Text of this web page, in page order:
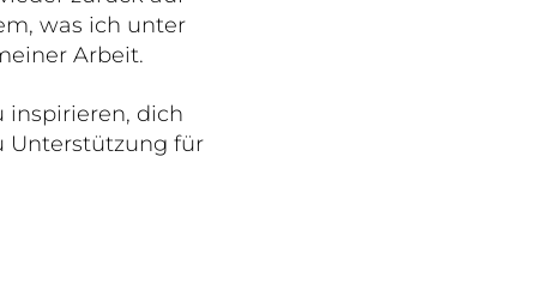
was ich unter
Arbeit.
inspirieren, dich
Unterstützung für